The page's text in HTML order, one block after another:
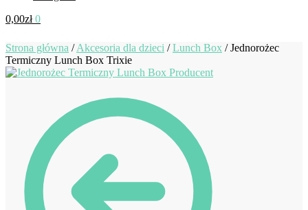
0,00zł 0
Strona główna /Akcesoria dla dzieci /Lunch Box /Jednorożec
Termiczny Lunch Box Trixie